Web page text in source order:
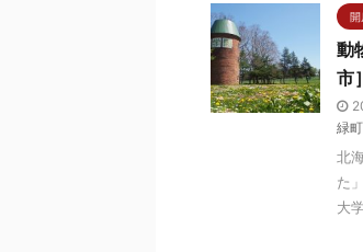
開
動
市］
緑町
北
た
大